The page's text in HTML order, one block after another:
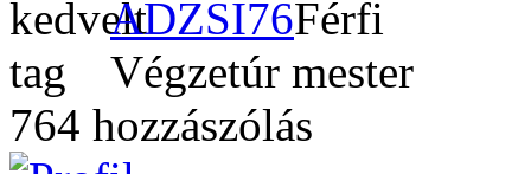
ADZSI76
Végzetúr mester
764 hozzászólás